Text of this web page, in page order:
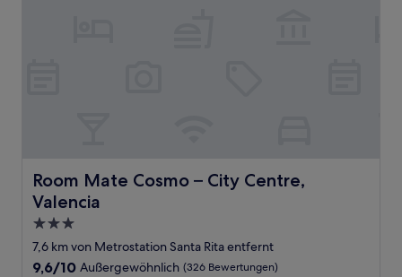
Room Mate Cosmo – City Centre,
Valencia
Room Mate Cosmo – City Centre, Valencia
3.0-
Sterne-
Unterkunft
7,6 km von Metrostation Santa Rita entfernt
9.6
9,6/10 Außergewöhnlich (326 Bewertungen)